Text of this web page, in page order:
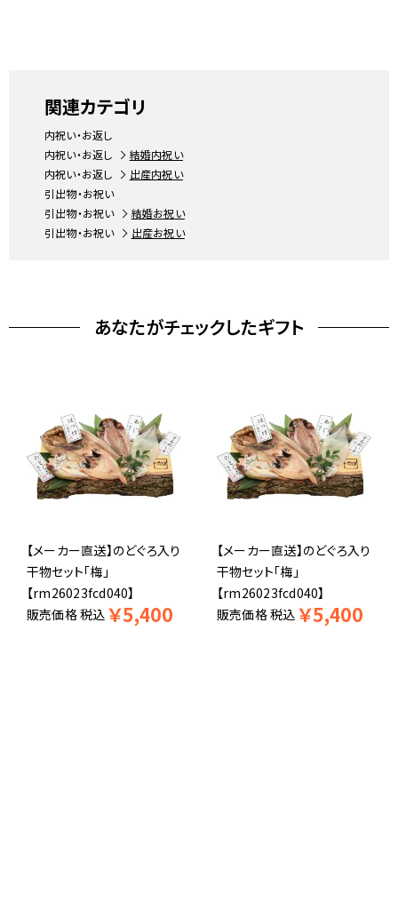
関連カテゴリ
内祝い・お返し
内祝い・お返し
結婚内祝い
内祝い・お返し
出産内祝い
引出物・お祝い
引出物・お祝い
結婚お祝い
引出物・お祝い
出産お祝い
あなたがチェックしたギフト
【メーカー直送】のどぐろ入り
干物セット「梅」
【rm26023fcd040】
販売価格税込 ￥5,400
【メーカー直送】のどぐろ入り
干物セット「梅」
【rm26023fcd040】
販売価格税込 ￥5,400